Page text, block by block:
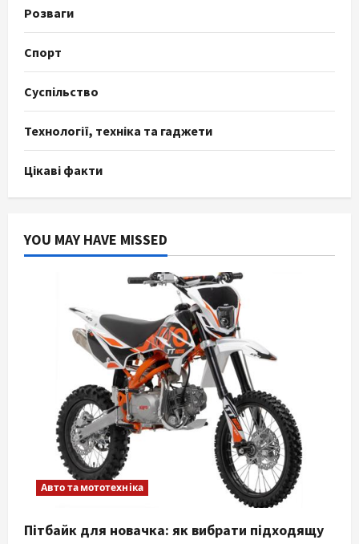
Розваги
Спорт
Суспільство
Технології, техніка та гаджети
Цікаві факти
YOU MAY HAVE MISSED
Авто та мототехніка
Пітбайк для новачка: як вибрати підходящу